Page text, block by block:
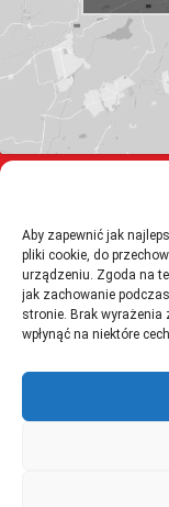
Aby zapewnić jak
pliki cookie, do
urządzeniu. Zgoda na
jak zachowanie
stronie. Brak
wpłynąć na niektóre
517 620 721
EMAIL:
ADRES: